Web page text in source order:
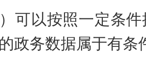
）可以按照一定条
政务数据属于有条